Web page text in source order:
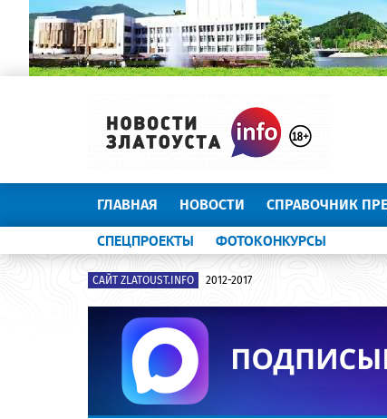
ГЛАВНАЯ НОВОСТИ СПРАВОЧНИК
СПЕЦПРОЕКТЫ ФОТОКОНКУРСЫ
САЙТ ZLATOUST.INFO 2012-2017